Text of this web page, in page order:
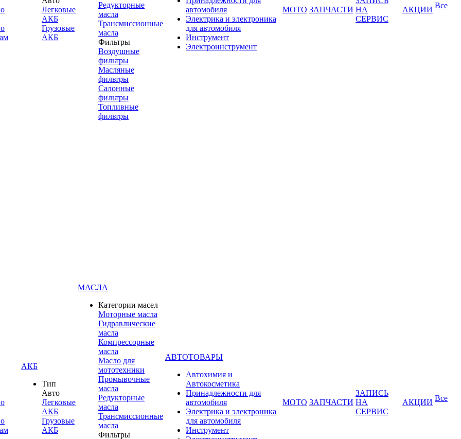
Легковые
АКБ
Грузовые
АКБ
Редукторные
масла
Трансмиссионные
масла
Фильтры
Воздушные
фильтры
Масляные
фильтры
Салонные
фильтры
Топливные
фильтры
автомобиля
Электрика и электроника
для автомобиля
Инструмент
Электроинструмент
МОТО ЗАПЧАСТИ НА
СЕРВИС
АКЦИИ Все
АКБ
Тип
Авто
Легковые
АКБ
Грузовые
АКБ
МАСЛА
Категории масел
Моторные масла
Гидравлические
масла
Компрессорные
масла
Масло для
мототехники
Промывочные
масла
Редукторные
масла
Трансмиссионные
масла
Фильтры
АВТОТОВАРЫ
Автохимия и
Автокосметика
Принадлежности для
автомобиля
Электрика и электроника
для автомобиля
Инструмент
МОТО ЗАПЧАСТИ
ЗАПИСЬ
НА
СЕРВИС
АКЦИИ Все